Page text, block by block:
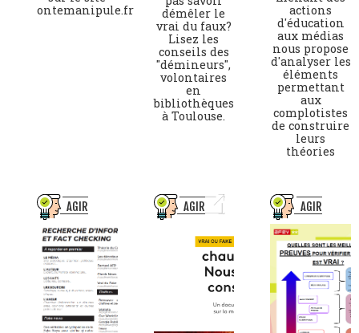
ontemanipule.fr
démêler le
vrai du faux?
Lisez les
conseils des
"démineurs",
volontaires
en
bibliothèques
à Toulouse.
actions
d'éducation
aux médias
nous propose
d'analyser les
éléments
permettant
aux
complotistes
de construire
leurs
théories
AGIR AGIR AGIR